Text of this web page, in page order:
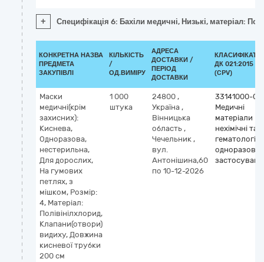
+ Специфікація 6: Бахіли медичні, Низькі, матеріал:
КОНКРЕТНА НАЗВА
ПРЕДМЕТА
ЗАКУПІВЛІ
КІЛЬКІСТЬ
/
ОД.ВИМІРУ
АДРЕСА
ДОСТАВКИ /
ПЕРІОД
ДОСТАВКИ
ДК 021:2015
(CPV)
Маски
медичні(крім
захисних):
Киснева,
Одноразова,
нестерильна,
Для дорослих,
На гумових
петлях, з
мішком, Розмір:
4, Матеріал:
Полівінілхлорид,
Клапани(отвори)
видиху, Довжина
кисневої трубки
200 см
1 000
штука
24800 ,
Україна ,
Вінницька
область ,
Чечельник ,
вул.
Антонішина,60
по 10-12-2026
33141000-0
Медичні
матеріали
нехімічні та